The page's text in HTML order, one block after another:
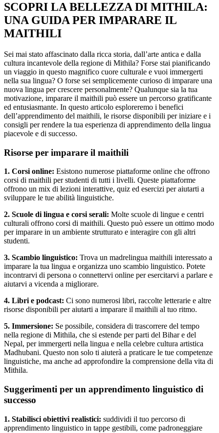
SCOPRI LA BELLEZZA DI MITHILA:
UNA GUIDA PER IMPARARE IL
MAITHILI
Sei mai stato affascinato dalla ricca storia, dall’arte antica e dalla
cultura incantevole della regione di Mithila? Forse stai pianificando
un viaggio in questo magnifico cuore culturale e vuoi immergerti
nella sua lingua? O forse sei semplicemente curioso di imparare una
nuova lingua per crescere personalmente? Qualunque sia la tua
motivazione, imparare il maithili può essere un percorso gratificante
ed entusiasmante. In questo articolo esploreremo i benefici
dell’apprendimento del maithili, le risorse disponibili per iniziare e i
consigli per rendere la tua esperienza di apprendimento della lingua
piacevole e di successo.
Risorse per imparare il maithili
1. Corsi online: Esistono numerose piattaforme online che offrono
corsi di maithili per studenti di tutti i livelli. Queste piattaforme
offrono un mix di lezioni interattive, quiz ed esercizi per aiutarti a
sviluppare le tue abilità linguistiche.
2. Scuole di lingua e corsi serali: Molte scuole di lingue e centri
culturali offrono corsi di maithili. Questo può essere un ottimo modo
per imparare in un ambiente strutturato e interagire con gli altri
studenti.
3. Scambio linguistico: Trova un madrelingua maithili interessato a
imparare la tua lingua e organizza uno scambio linguistico. Potete
incontrarvi di persona o connettervi online per esercitarvi a parlare e
aiutarvi a vicenda a migliorare.
4. Libri e podcast: Ci sono numerosi libri, raccolte letterarie e altre
risorse disponibili per aiutarti a imparare il maithili al tuo ritmo.
5. Immersione: Se possibile, considera di trascorrere del tempo
nella regione di Mithila, che si estende per parti del Bihar e del
Nepal, per immergerti nella lingua e nella celebre cultura artistica
Madhubani. Questo non solo ti aiuterà a praticare le tue competenze
linguistiche, ma anche ad approfondire la comprensione della vita di
Mithila.
Suggerimenti per un apprendimento linguistico di
successo
1. Stabilisci obiettivi realistici: suddividi il tuo percorso di
apprendimento linguistico in tappe gestibili, come padroneggiare